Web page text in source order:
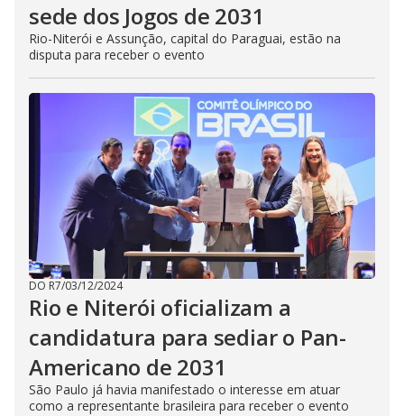
sede dos Jogos de 2031
Rio-Niterói e Assunção, capital do Paraguai, estão na
disputa para receber o evento
DO R7/03/12/2024
Rio e Niterói oficializam a
candidatura para sediar o Pan-
Americano de 2031
São Paulo já havia manifestado o interesse em atuar
como a representante brasileira para receber o evento